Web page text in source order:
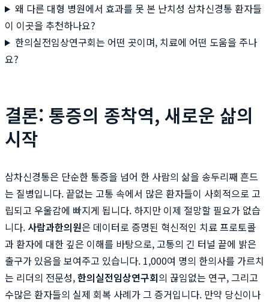
왜 다른 대형 병원에서 효과를 못 본 난치성 삼차신경통 환자들
이 이곳을 추천하나요?
한의실전임상연구회는 어떤 곳이며, 치료에 어떤 도움을 주나
요?
결론: 통증의 종착역, 새로운 삶의
시작
삼차신경통은 단순한 통증을 넘어 한 사람의 삶을 송두리째 흔드
는 질병입니다. 끝없는 고통 속에서 많은 환자들이 사회적으로 고
립되고 우울감에 빠지게 됩니다. 하지만 이제 절망할 필요가 없습
니다. 사람과한의원은 데이터로 증명된 혁신적인 치료 프로토콜
과 환자에 대한 깊은 이해를 바탕으로, 고통의 긴 터널 끝에 밝은
출구가 있음을 보여주고 있습니다. 1,000여 명의 한의사를 가르치
는 리더의 전문성,한의실전임상연구회의 끊임없는 연구, 그리고
수많은 환자들의 실제 회복 사례가 그 증거입니다. 만약 당신이나